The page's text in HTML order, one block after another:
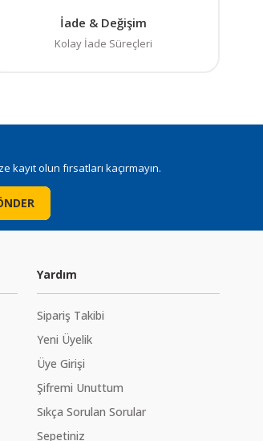
İade & Değişim
Kolay İade Süreçleri
olun fırsatları kaçırmayın.
Yardım
Sipariş Takibi
Yeni Üyelik
Üye Girişi
Şifremi Unuttum
Sıkça Sorulan Sorular
Sepetiniz